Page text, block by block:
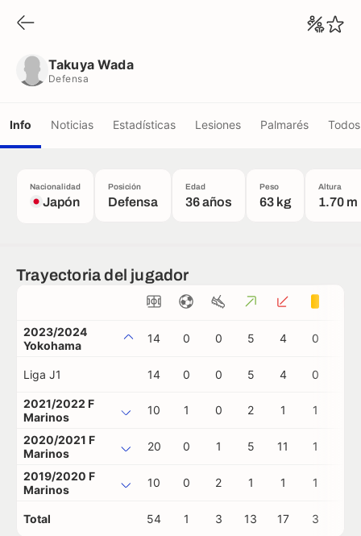
Takuya Wada
Defensa
Info Noticias Estadísticas Lesiones Palmarés
Nacionalidad
Japón
Posición
Defensa
Edad
36 años
Peso
63 kg
Altura
1.70 m
Trayectoria del jugador
2023/2024
Yokohama
14 0 0 5 4 0
Liga J1 14 0 0 5 4 0
2021/2022 F
Marinos
10 1 0 2 1 1
2020/2021 F
Marinos
20 0 1 5 11 1
2019/2020 F
Marinos
10 0 2 1 1 1
Total 54 1 3 13 17 3